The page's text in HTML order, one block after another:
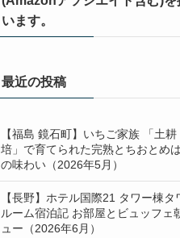
います。
最近の投稿
【福島 鏡石町】いちご家族 「土
培」で育てられた完熟とちおとめ
の味わい（2026年5月）
【長野】ホテル国際21 タワー棟タ
ルーム宿泊記 お部屋とビュッフェ
ュー（2026年6月）